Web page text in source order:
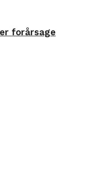
forårsage